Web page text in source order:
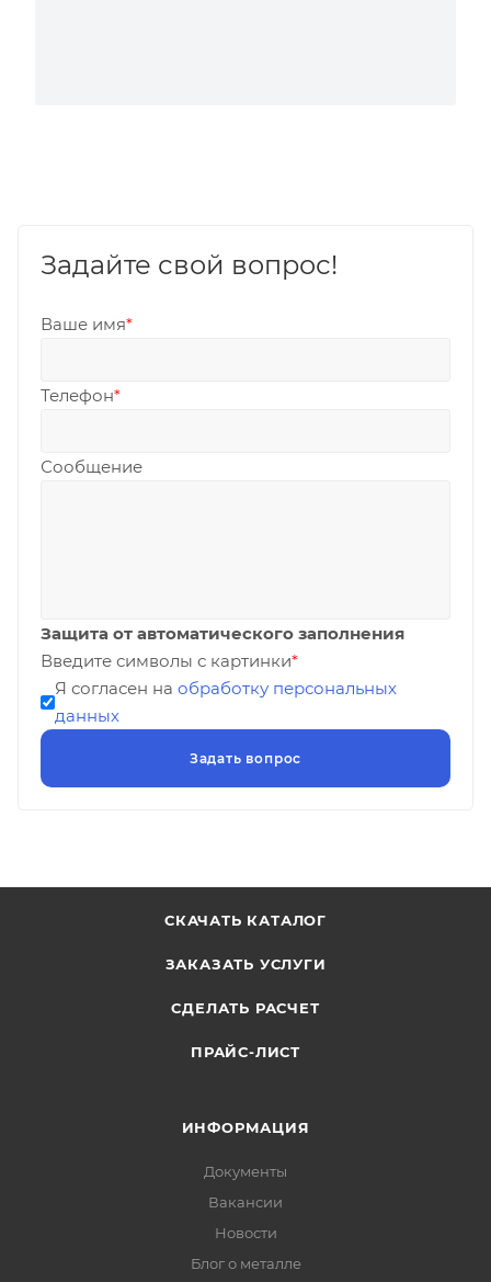
Задайте свой вопрос!
Ваше имя*
Телефон*
Сообщение
Защита от автоматического заполнения
Введите символы с картинки*
Я согласен на обработку персональных
данных
СКАЧАТЬ КАТАЛОГ
ЗАКАЗАТЬ УСЛУГИ
СДЕЛАТЬ РАСЧЕТ
ПРАЙС-ЛИСТ
ИНФОРМАЦИЯ
Документы
Вакансии
Новости
Блог о металле